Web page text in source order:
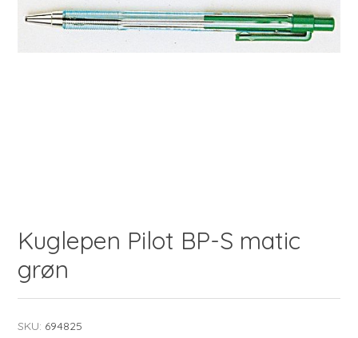
Kuglepen Pilot BP-S matic
grøn
SKU: 694825